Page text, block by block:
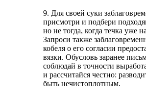
9. Для своей суки
присмотри и подбери
но не тогда, когда течка уже
Запроси также
кобеля о его согласии
вязки. Обусловь заранее
соблюдай в точности
и рассчитайся честно:
быть нечистоплотным.